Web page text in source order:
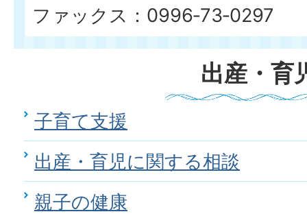
ファックス：0996‐73‐0297
出産・育
子育て支援
出産・育児に関する相談
親子の健康